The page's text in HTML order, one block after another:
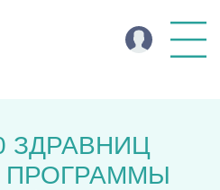
ЗДРАВНИЦ
ПРОГРАММЫ